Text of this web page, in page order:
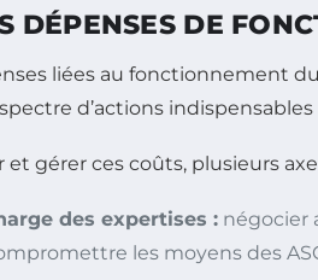
DÉPENSES DE
liées au fonctionnement
d’actions
gérer ces coûts, plusieurs
des expertises : négocier
les moyens des